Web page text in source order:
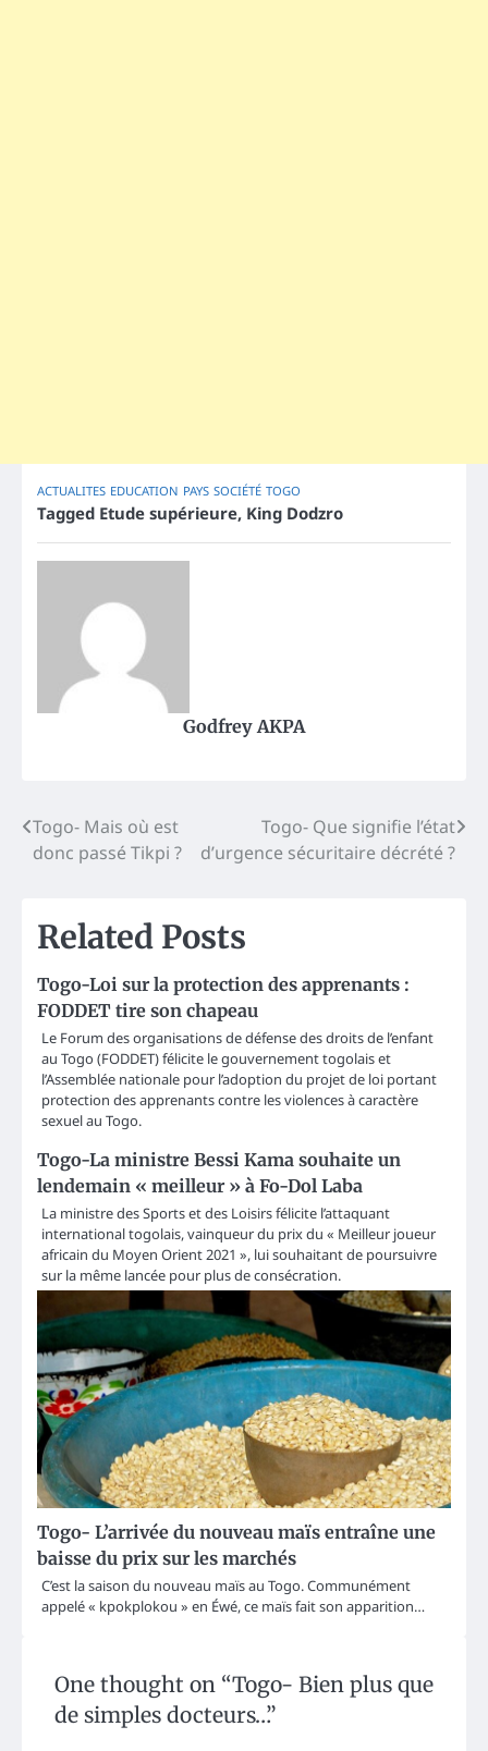
ACTUALITES EDUCATION PAYS SOCIÉTÉ TOGO
Tagged Etude supérieure, King Dodzro
Godfrey AKPA
Post
navigation
Togo- Mais où est
donc passé Tikpi ?
Togo- Que signifie l’état
d’urgence sécuritaire décrété ?
Related Posts
Togo-Loi sur la protection des apprenants :
FODDET tire son chapeau
Le Forum des organisations de défense des droits de l’enfant
au Togo (FODDET) félicite le gouvernement togolais et
l’Assemblée nationale pour l’adoption du projet de loi portant
protection des apprenants contre les violences à caractère
sexuel au Togo.
Togo-La ministre Bessi Kama souhaite un
lendemain « meilleur » à Fo-Dol Laba
La ministre des Sports et des Loisirs félicite l’attaquant
international togolais, vainqueur du prix du « Meilleur joueur
africain du Moyen Orient 2021 », lui souhaitant de poursuivre
sur la même lancée pour plus de consécration.
Togo- L’arrivée du nouveau maïs entraîne une
baisse du prix sur les marchés
C’est la saison du nouveau maïs au Togo. Communément
appelé « kpokplokou » en Éwé, ce maïs fait son apparition…
One thought on “Togo- Bien plus que
de simples docteurs…”